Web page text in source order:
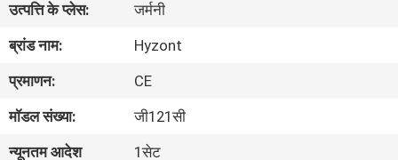
हमारे
उत्पत्ति के प्लेस:
जर्मनी
ब्रांड नाम:
Hyzont
प्रमाणन:
CE
मॉडल संख्या:
जी121सी
न्यूनतम आदेश
1सेट